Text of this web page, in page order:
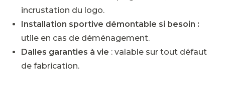
incrustation du logo.
Installation sportive démontable si besoin :
utile en cas de déménagement.
Dalles garanties à vie : valable sur tout défaut
de fabrication.